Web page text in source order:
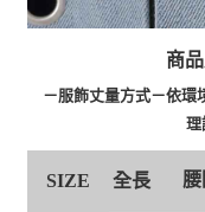
商
－服飾丈量方式－依環
理
SIZE 全長 腰